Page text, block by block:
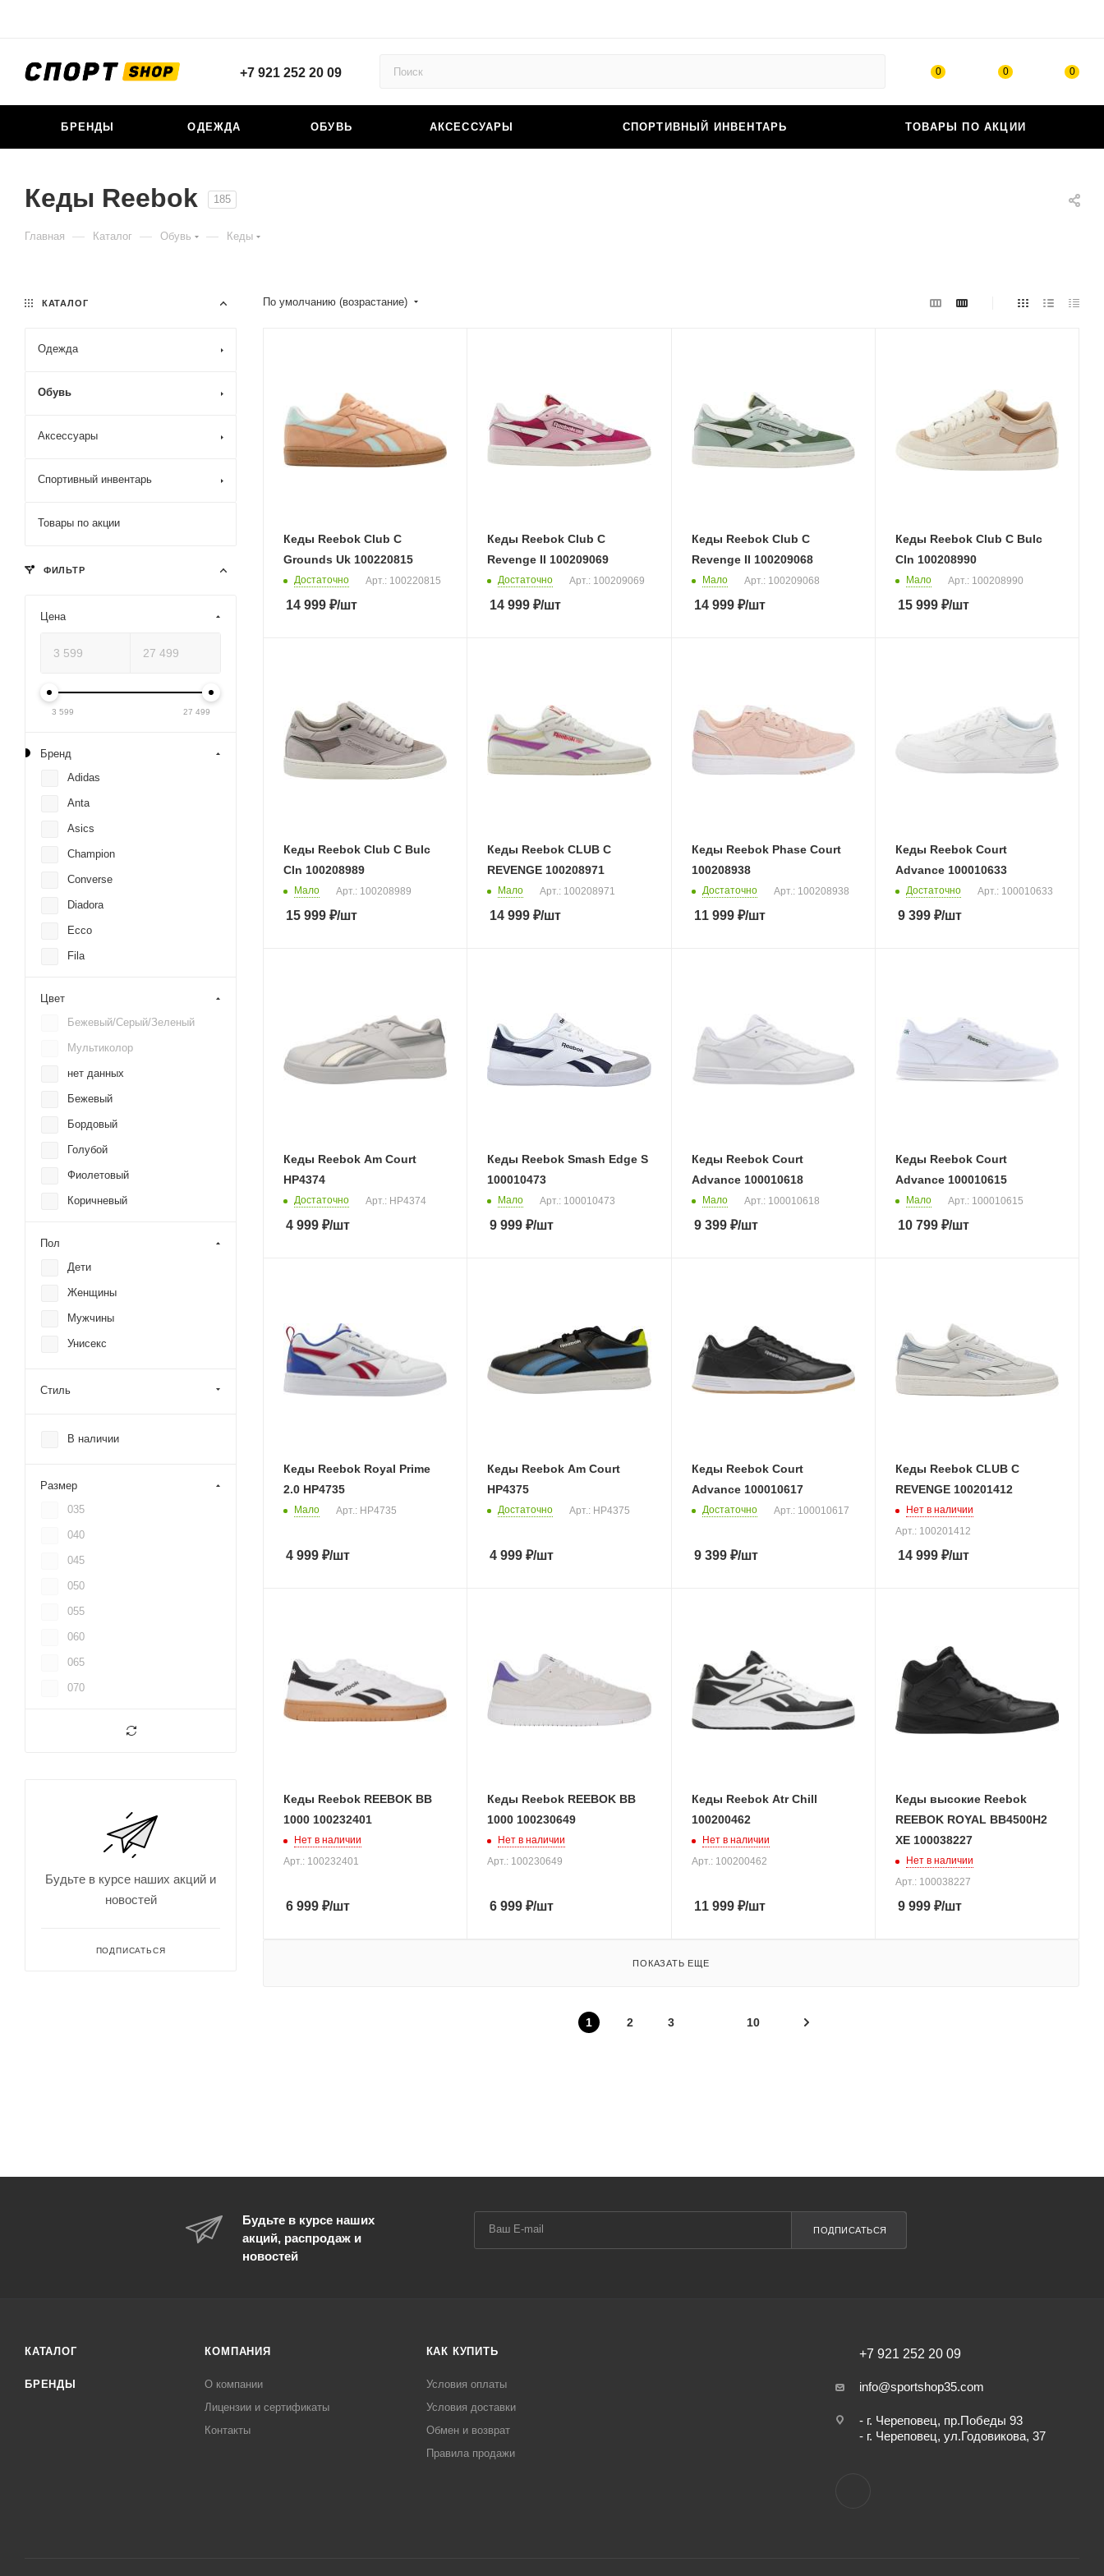
+7 921 252 20 09 0 0 0
БРЕНДЫ ОДЕЖДА ОБУВЬ АКСЕССУАРЫ СПОРТИВНЫЙ ИНВЕНТАРЬ ТОВАРЫ ПО АКЦИИ
Кеды Reebok 185
Главная — Каталог — Обувь — Кеды
По умолчанию (возрастание)
Кеды Reebok Club C
Grounds Uk 100220815
Достаточно Арт.: 100220815
14 999 ₽/шт
Кеды Reebok Club C
Revenge II 100209069
Достаточно Арт.: 100209069
14 999 ₽/шт
Кеды Reebok Club C
Revenge II 100209068
Мало Арт.: 100209068
14 999₽/шт
Кеды Reebok Club C Bulc
Cln 100208990
Мало Арт.: 100208990
15 999₽/шт
Кеды Reebok Club C Bulc
Cln 100208989
Мало Арт.: 100208989
15 999 ₽/шт
Кеды Reebok CLUB C
REVENGE 100208971
Мало Арт.: 100208971
14 999 ₽/шт
Кеды Reebok Phase Court
100208938
Достаточно Арт.: 100208938
11 999₽/шт
Кеды Reebok Court
Advance 100010633
Достаточно Арт.: 100010633
9 399₽/шт
Кеды Reebok Am Court
HP4374
Достаточно Арт.: HP4374
4 999 ₽/шт
Кеды Reebok Smash Edge S
100010473
Мало Арт.: 100010473
9 999 ₽/шт
Кеды Reebok Court
Advance 100010618
Мало Арт.: 100010618
9 399₽/шт
Кеды Reebok Court
Advance 100010615
Мало Арт.: 100010615
10 799₽/шт
Кеды Reebok Royal Prime
2.0 HP4735
Мало Арт.: HP4735
4 999 ₽/шт
Кеды Reebok Am Court
HP4375
Достаточно Арт.: HP4375
4 999 ₽/шт
Кеды Reebok Court
Advance 100010617
Достаточно Арт.: 100010617
9 399₽/шт
Кеды Reebok CLUB C
REVENGE 100201412
Нет в наличии
Арт.: 100201412
14 999₽/шт
Кеды Reebok REEBOK BB
1000 100232401
Нет в наличии
Арт.: 100232401
6 999 ₽/шт
Кеды Reebok REEBOK BB
1000 100230649
Нет в наличии
Арт.: 100230649
6 999 ₽/шт
Кеды Reebok Atr Chill
100200462
Нет в наличии
Арт.: 100200462
11 999₽/шт
Кеды высокие Reebok
REEBOK ROYAL BB4500H2
XE 100038227
Нет в наличии
Арт.: 100038227
9 999₽/шт
ПОКАЗАТЬ ЕЩЕ
1 2 3 10
КАТАЛОГ
Одежда
Обувь
Аксессуары
Спортивный инвентарь
Товары по акции
ФИЛЬТР
Цена
3 599 27 499
Бренд
Adidas
Anta
Asics
Champion
Converse
Diadora
Ecco
Fila
New Balance
Nike
Reebok
Under Armour
Цвет
Бежевый/Серый/Зеленый
Мультиколор
нет данных
Бежевый
Бордовый
Голубой
Фиолетовый
Коричневый
Черный
Серый
Красный
Пол
Дети
Женщины
Мужчины
Унисекс
Стиль
В наличии
Размер
035
040
045
050
055
060
065
070
130
Будьте в курсе наших акций и
новостей
ПОДПИСАТЬСЯ
Будьте в курсе наших
акций, распродаж и
новостей
ПОДПИСАТЬСЯ
КАТАЛОГ
БРЕНДЫ
КОМПАНИЯ
О компании
Лицензии и сертификаты
Контакты
КАК КУПИТЬ
Условия оплаты
Условия доставки
Обмен и возврат
Правила продажи
+7 921 252 20 09
info@sportshop35.com
- г. Череповец, пр.Победы 93
- г. Череповец, ул.Годовикова, 37